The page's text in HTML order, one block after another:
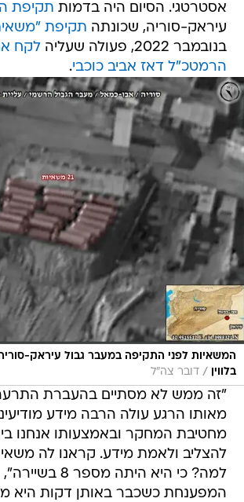
אסטרטגי. הסיום היה בדמות תקיפת
עיראק-סוריה, שכונתה תקיפת
בנובמבר 2022, פעולה שעליה
לקח
הרמטכ"ל דאז אביב כוכבי.
המשאיות לפני התקיפה במעבר גבול עיראק-
בלווין
/ דובר צה"ל
"זה ממש לא מסתיים בהעברת התרעה
מאותו הרגע עולה הרבה מידע
מחטיבת המחקר ובאמצעותו אנחנו
למה? כי היא היתה
המפענחת כשכבר באותן דקות היא